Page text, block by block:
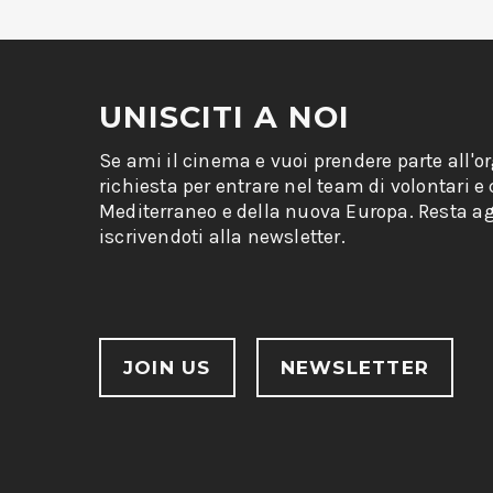
UNISCITI A NOI
Se ami il cinema e vuoi prendere parte
richiesta per entrare nel team di volontari
Mediterraneo e della nuova Europa. Resta
iscrivendoti alla newsletter.
JOIN US NEWSLETTER